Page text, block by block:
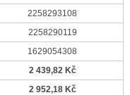
2258293108
2258290119
1629054308
2 439,82 Kč
2 952,18 Kč